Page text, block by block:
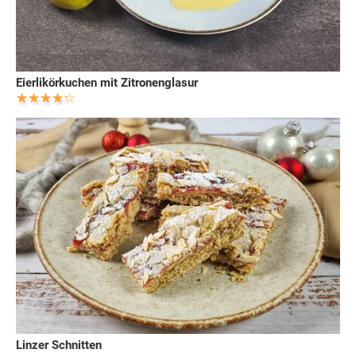
Eierlikörkuchen mit Zitronenglasur
Linzer Schnitten